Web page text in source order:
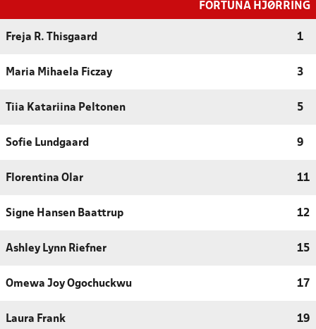
FORTUNA HJØRRING
Freja R. Thisgaard 1
Maria Mihaela Ficzay 3
Tiia Katariina Peltonen 5
Sofie Lundgaard 9
Florentina Olar 11
Signe Hansen Baattrup 12
Ashley Lynn Riefner 15
Omewa Joy Ogochuckwu 17
Laura Frank 19